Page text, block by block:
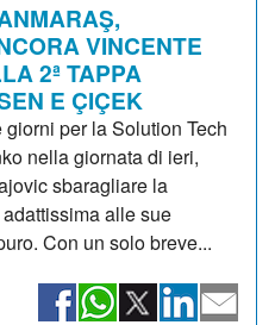
VINCENTE
2ª TAPPA
E ÇIÇEK
per la Solution Tech
nella giornata di ieri,
sbaragliare la
alle sue
Con un solo breve...